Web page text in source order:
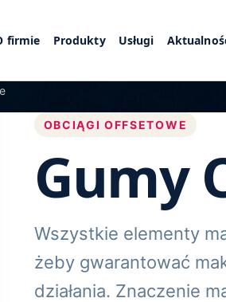
firmie Produkty Usługi
OBCIĄGI OFFSETOWE
Gumy
Wszystkie elementy
żeby gwarantować
działania. Znaczenie